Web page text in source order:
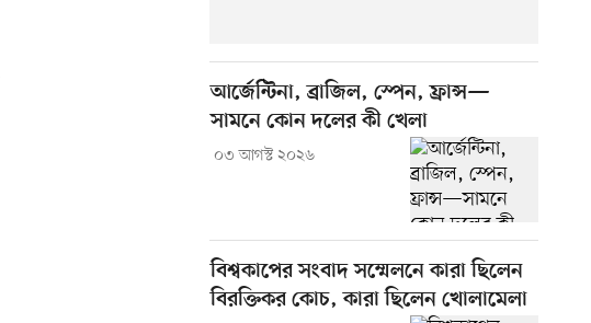
আর্জেন্টিনা, ব্রাজিল, স্পেন, ফ্রান্স—
সামনে কোন দলের কী খেলা
০৩ আগস্ট ২০২৬
বিশ্বকাপের সংবাদ সম্মেলনে কারা ছিলেন
বিরক্তিকর কোচ, কারা ছিলেন খোলামেলা